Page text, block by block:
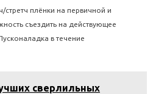
стретч плёнки на первичной и
съездить на действующее
в течение
сверлильных